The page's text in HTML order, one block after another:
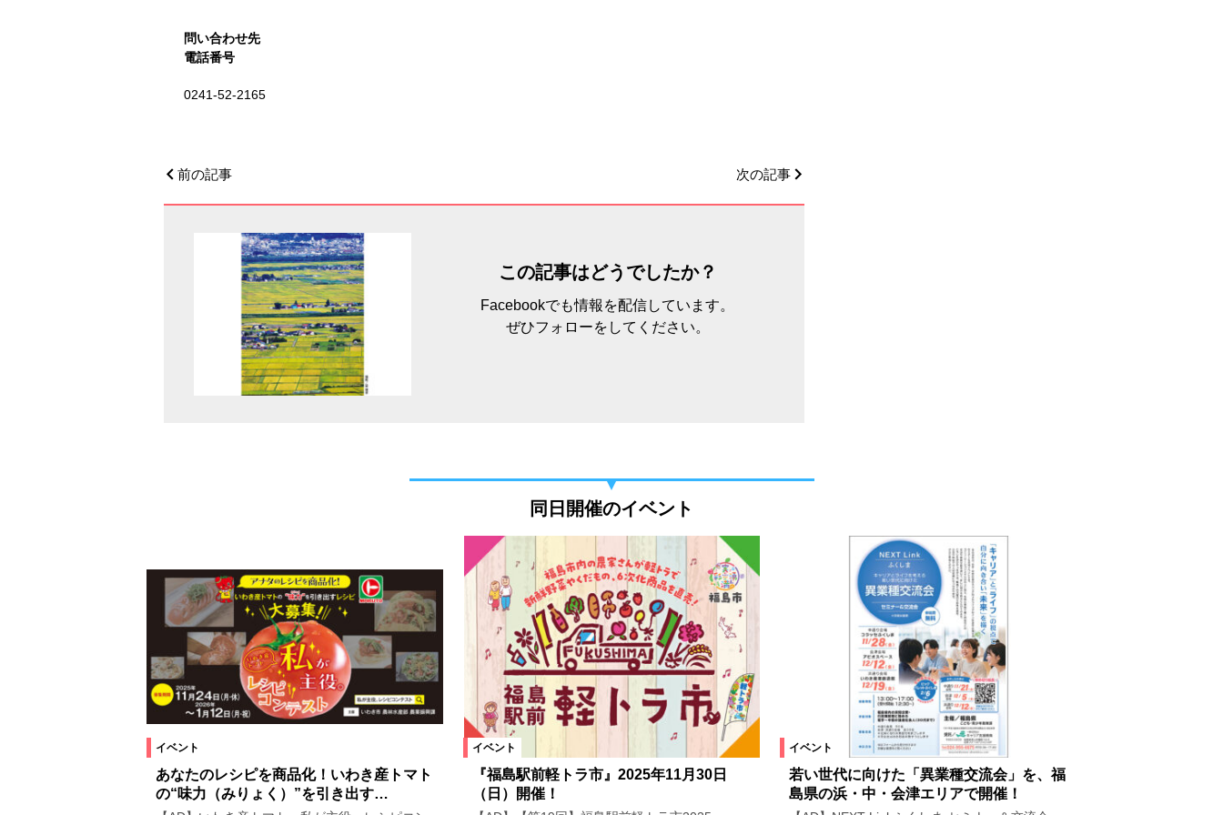
問い合わせ先
電話番号
0241-52-2165
前の記事 次の記事
この記事はどうでしたか？
Facebookでも情報を配信しています。
ぜひフォローをしてください。
同日開催のイベント
イベント
あなたのレシピを商品化！いわき産トマト
の“味力（みりょく）”を引き出す…
イベント
『福島駅前軽トラ市』2025年11月30日
（日）開催！
イベント
若い世代に向けた「異業種交流会」を、福
島県の浜・中・会津エリアで開催！